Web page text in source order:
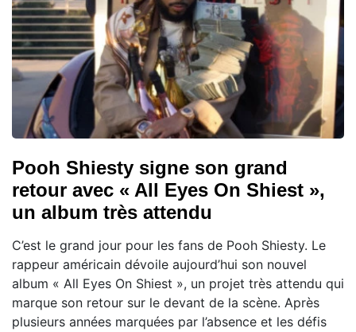
Pooh Shiesty signe son grand
retour avec « All Eyes On Shiest »,
un album très attendu
C’est le grand jour pour les fans de Pooh Shiesty. Le
rappeur américain dévoile aujourd’hui son nouvel
album « All Eyes On Shiest », un projet très attendu qui
marque son retour sur le devant de la scène. Après
plusieurs années marquées par l’absence et les défis